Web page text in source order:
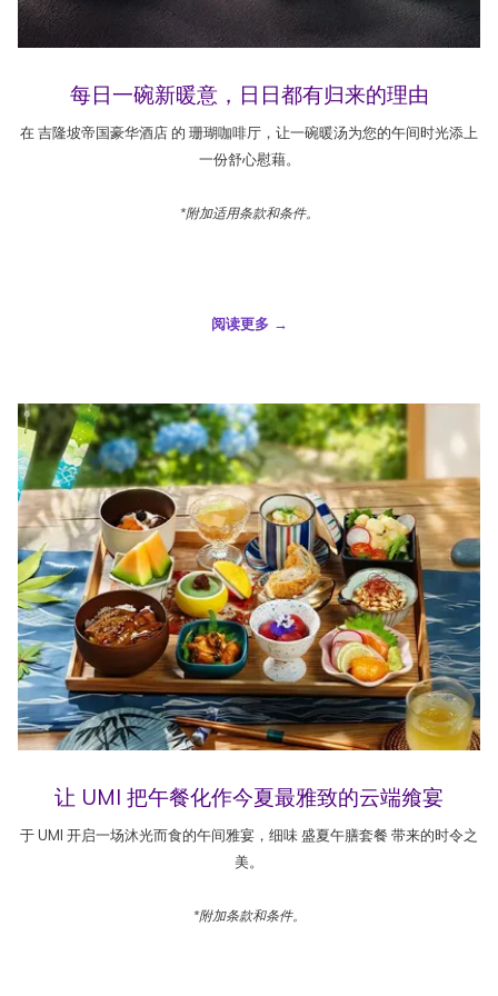
每日一碗新暖意，日日都有归来的理由
在 吉隆坡帝国豪华酒店 的 珊瑚咖啡厅，让一碗暖汤为您的午间时光添上
一份舒心慰藉。
*附加适用条款和条件。
阅读更多
让 UMI 把午餐化作今夏最雅致的云端飨宴
于 UMI 开启一场沐光而食的午间雅宴，细味 盛夏午膳套餐 带来的时令之
美。
*附加条款和条件。